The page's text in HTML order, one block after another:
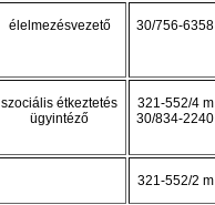
élelmezésvezető 30/756-6358
szociális étkeztetés
ügyintéző
321-552/4 m
30/834-2240
321-552/2 m